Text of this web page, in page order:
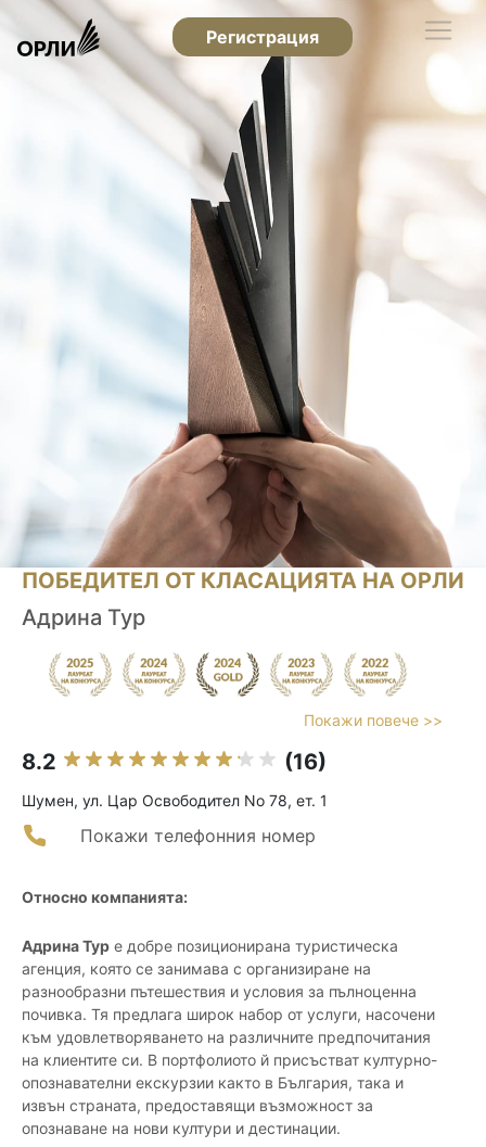
Регистрация
ПОБЕДИТЕЛ ОТ КЛАСАЦИЯТА НА ОРЛИ
Адрина Тур
Покажи повече >>
8.2 (16)
Шумен, ул. Цар Освободител No 78, ет. 1
Покажи телефонния номер
Относно компанията:
Адрина Тур е добре позиционирана туристическа
агенция, която се занимава с организиране на
разнообразни пътешествия и условия за пълноценна
почивка. Тя предлага широк набор от услуги, насочени
към удовлетворяването на различните предпочитания
на клиентите си. В портфолиото й присъстват културно-
опознавателни екскурзии както в България, така и
извън страната, предоставящи възможност за
опознаване на нови култури и дестинации.